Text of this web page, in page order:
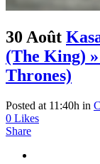
30 Août
(The King)
Thrones)
Posted at 11:40h in
0 Likes
Share